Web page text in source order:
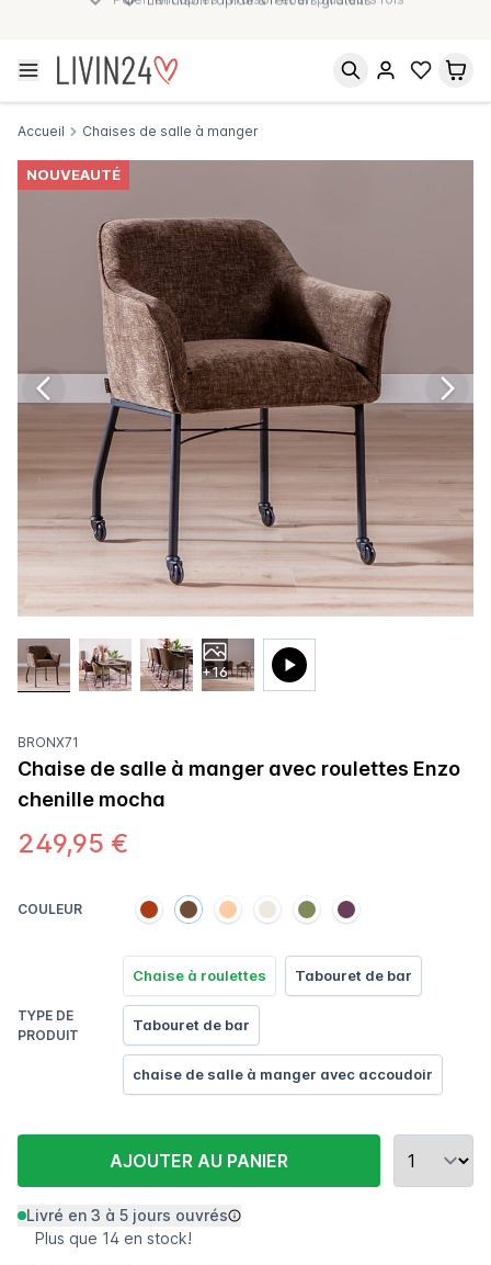
Accueil Chaises de salle à manger
NOUVEAUTÉ
+16
BRONX71
Chaise de salle à manger avec roulettes Enzo
chenille mocha
249,95 €
COULEUR
TYPE DE
PRODUIT
Chaise à roulettes Tabouret de bar
Tabouret de bar
chaise de salle à manger avec accoudoir
AJOUTER AU PANIER
Livré en 3 à 5 jours ouvrés
Plus que 14 en stock!